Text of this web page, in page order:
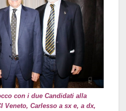
con i due Candidati alla
Veneto, Carlesso a sx e, a dx,